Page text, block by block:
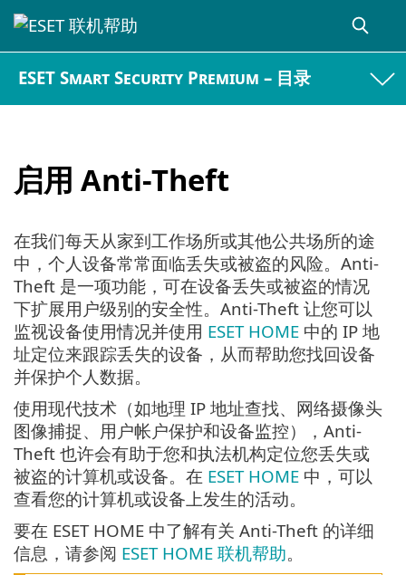
ESET Smart Security Premium – 目录
启用 Anti-Theft
在我们每天从家到工作场所或其他公共场所的途
中，个人设备常常面临丢失或被盗的风险。Anti-
Theft 是一项功能，可在设备丢失或被盗的情况
下扩展用户级别的安全性。Anti-Theft 让您可以
监视设备使用情况并使用 ESET HOME 中的 IP 地
址定位来跟踪丢失的设备，从而帮助您找回设备
并保护个人数据。
使用现代技术（如地理 IP 地址查找、网络摄像头
图像捕捉、用户帐户保护和设备监控），Anti-
Theft 也许会有助于您和执法机构定位您丢失或
被盗的计算机或设备。在 ESET HOME 中，可以
查看您的计算机或设备上发生的活动。
要在 ESET HOME 中了解有关 Anti-Theft 的详细
信息，请参阅 ESET HOME 联机帮助。